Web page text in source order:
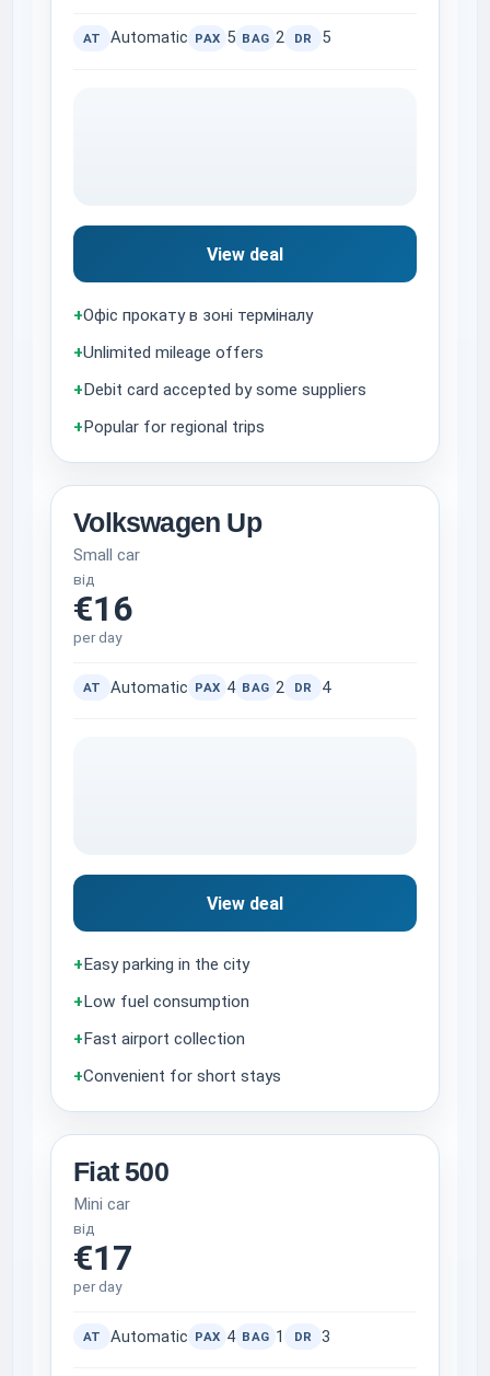
AT Automatic PAX 5 BAG 2 DR 5
View deal
+Офіс прокату в зоні терміналу
+Unlimited mileage offers
+Debit card accepted by some suppliers
+Popular for regional trips
Volkswagen Up
Small car
від
€16
per day
AT Automatic PAX 4 BAG 2 DR 4
View deal
+ Easy parking in the city
+ Low fuel consumption
+ Fast airport collection
+Convenient for short stays
Fiat 500
Mini car
від
€17
per day
AT Automatic PAX 4 BAG 1 DR 3